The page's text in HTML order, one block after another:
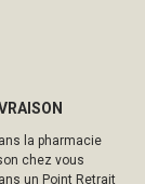
la pharmacie
chez vous
un Point Retrait